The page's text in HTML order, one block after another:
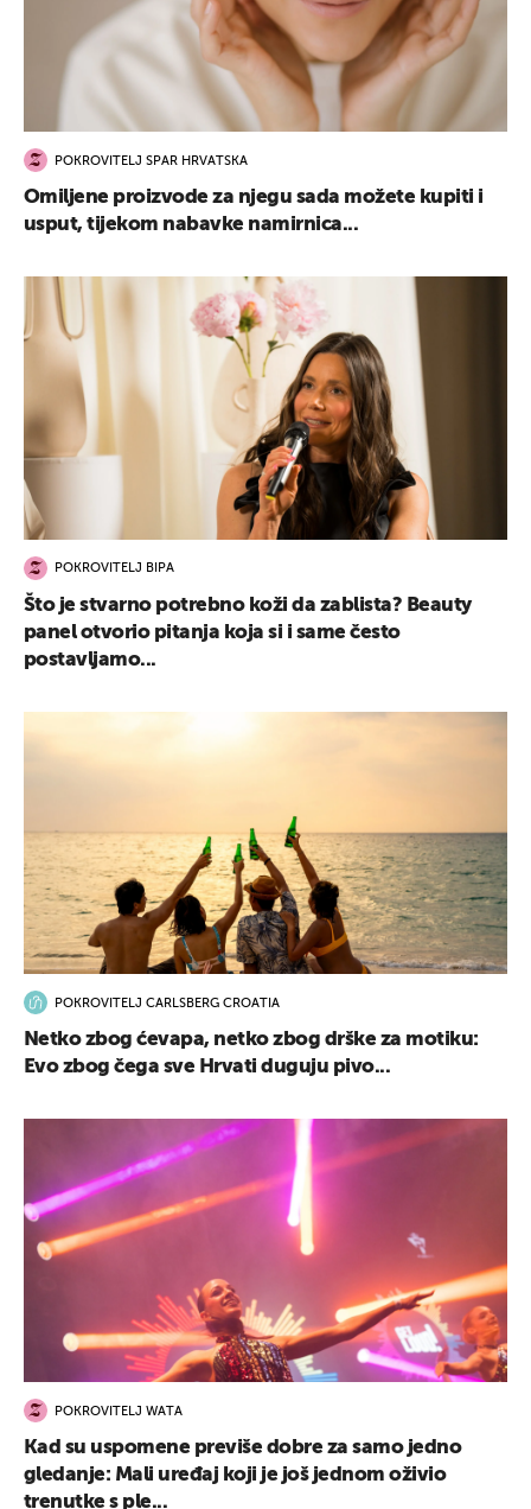
POKROVITELJ SPAR HRVATSKA
Omiljene proizvode za njegu sada možete kupiti i
usput, tijekom nabavke namirnica...
POKROVITELJ BIPA
Što je stvarno potrebno koži da zablista? Beauty
panel otvorio pitanja koja si i same često
postavljamo...
POKROVITELJ CARLSBERG CROATIA
Netko zbog ćevapa, netko zbog drške za motiku:
Evo zbog čega sve Hrvati duguju pivo...
POKROVITELJ WATA
Kad su uspomene previše dobre za samo jedno
gledanje: Mali uređaj koji je još jednom oživio
trenutke s ple...